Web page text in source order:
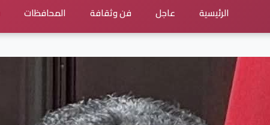
الرئيسية عاجل فن وثقافة المحافظات